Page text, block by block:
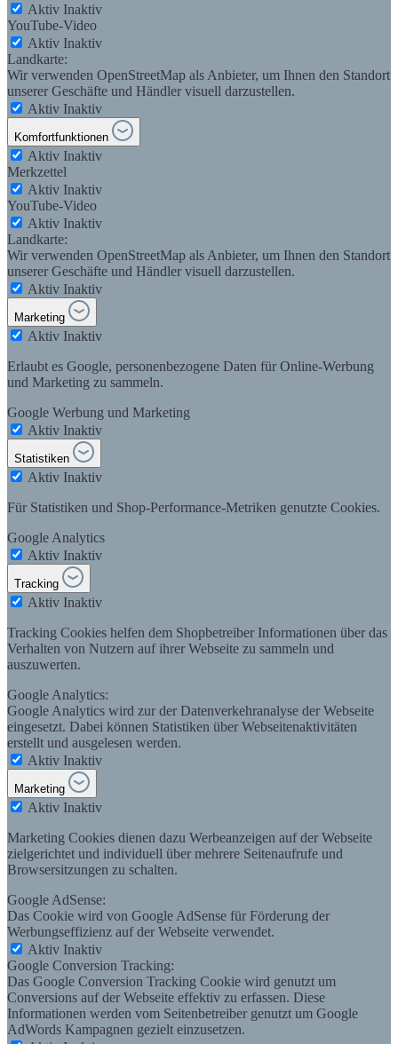
Aktiv Inaktiv
YouTube-Video
Aktiv Inaktiv
Landkarte:
Wir verwenden OpenStreetMap als Anbieter, um Ihnen den Standort
unserer Geschäfte und Händler visuell darzustellen.
Aktiv Inaktiv
Komfortfunktionen
Aktiv Inaktiv
Merkzettel
Aktiv Inaktiv
YouTube-Video
Aktiv Inaktiv
Landkarte:
Wir verwenden OpenStreetMap als Anbieter, um Ihnen den Standort
unserer Geschäfte und Händler visuell darzustellen.
Aktiv Inaktiv
Marketing
Aktiv Inaktiv
Erlaubt es Google, personenbezogene Daten für Online-Werbung
und Marketing zu sammeln.
Google Werbung und Marketing
Aktiv Inaktiv
Statistiken
Aktiv Inaktiv
Für Statistiken und Shop-Performance-Metriken genutzte Cookies.
Google Analytics
Aktiv Inaktiv
Tracking
Aktiv Inaktiv
Tracking Cookies helfen dem Shopbetreiber Informationen über das
Verhalten von Nutzern auf ihrer Webseite zu sammeln und
auszuwerten.
Google Analytics:
Google Analytics wird zur der Datenverkehranalyse der Webseite
eingesetzt. Dabei können Statistiken über Webseitenaktivitäten
erstellt und ausgelesen werden.
Aktiv Inaktiv
Marketing
Aktiv Inaktiv
Marketing Cookies dienen dazu Werbeanzeigen auf der Webseite
zielgerichtet und individuell über mehrere Seitenaufrufe und
Browsersitzungen zu schalten.
Google AdSense:
Das Cookie wird von Google AdSense für Förderung der
Werbungseffizienz auf der Webseite verwendet.
Aktiv Inaktiv
Google Conversion Tracking:
Das Google Conversion Tracking Cookie wird genutzt um
Conversions auf der Webseite effektiv zu erfassen. Diese
Informationen werden vom Seitenbetreiber genutzt um Google
AdWords Kampagnen gezielt einzusetzen.